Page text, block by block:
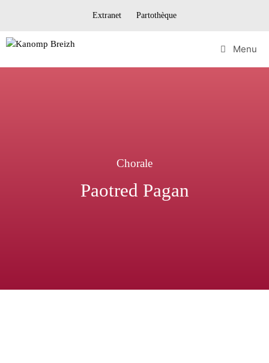
Extranet Partothèque
Menu
Chorale
Paotred Pagan